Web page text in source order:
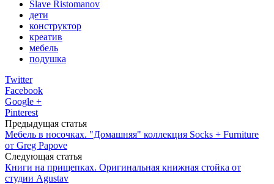
Slave Ristomanov
дети
конструктор
креатив
мебель
подушка
Twitter
Facebook
Google +
Pinterest
Предыдущая статья
Мебель в носочках. "Домашняя" коллекция Socks + Furniture
от Greg Papove
Следующая статья
Книги на прищепках. Оригинальная книжная стойка от
студии Agustav